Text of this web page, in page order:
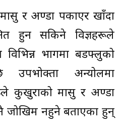
र अण्डा पकाएर खाँदा
हुन सकिने विज्ञहरूले
भागमा बर्डफ्लुको
उपभोक्ता अन्योलमा
कुखुराको मासु र अण्डा
जोखिम नहुने बताएका हुन्